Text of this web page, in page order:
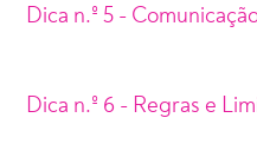
Dica n.º 5 -
Dica n.º 6 - Regras e